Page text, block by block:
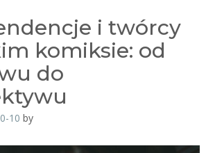
i twórcy
komiksie: od
do
10 by